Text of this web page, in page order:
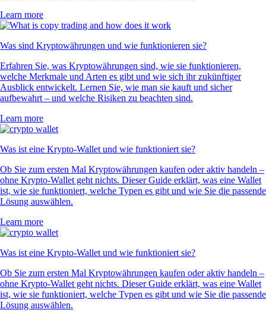
Learn more
Was sind Kryptowährungen und wie funktionieren sie?
Erfahren Sie, was Kryptowährungen sind, wie sie funktionieren,
welche Merkmale und Arten es gibt und wie sich ihr zukünftiger
Ausblick entwickelt. Lernen Sie, wie man sie kauft und sicher
aufbewahrt – und welche Risiken zu beachten sind.
Learn more
Was ist eine Krypto-Wallet und wie funktioniert sie?
Ob Sie zum ersten Mal Kryptowährungen kaufen oder aktiv handeln –
ohne Krypto-Wallet geht nichts. Dieser Guide erklärt, was eine Wallet
ist, wie sie funktioniert, welche Typen es gibt und wie Sie die passende
Lösung auswählen.
Learn more
Was ist eine Krypto-Wallet und wie funktioniert sie?
Ob Sie zum ersten Mal Kryptowährungen kaufen oder aktiv handeln –
ohne Krypto-Wallet geht nichts. Dieser Guide erklärt, was eine Wallet
ist, wie sie funktioniert, welche Typen es gibt und wie Sie die passende
Lösung auswählen.